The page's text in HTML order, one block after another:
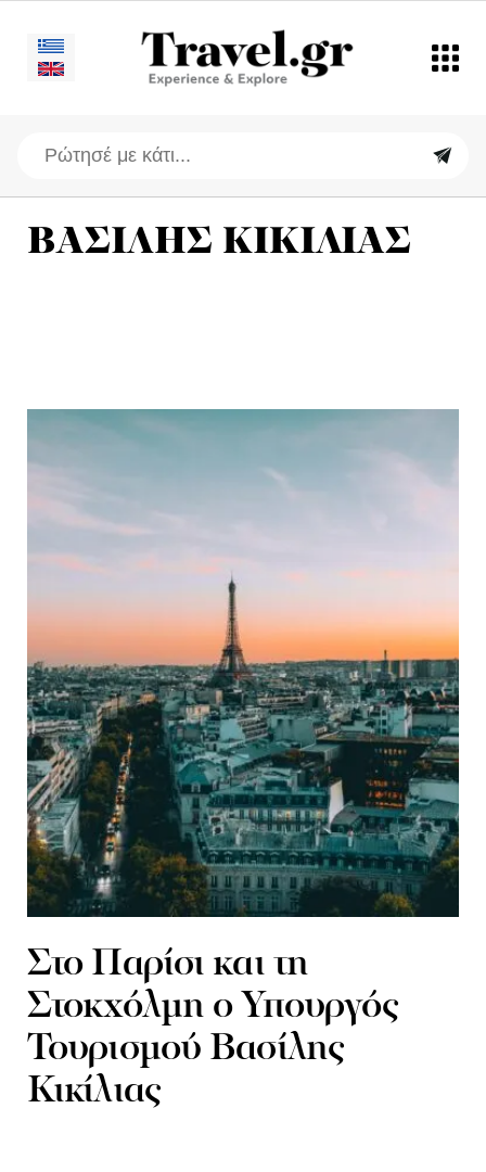
ΒΑΣΙΛΗΣ ΚΙΚΙΛΙΑΣ
Στο Παρίσι και τη
Στοκχόλμη ο Υπουργός
Τουρισμού Βασίλης
Κικίλιας